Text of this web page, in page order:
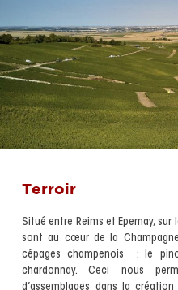
Terroir
Situé entre Reims et Epernay, sur
sont au cœur de la
cépages champenois : le
chardonnay. Ceci nous